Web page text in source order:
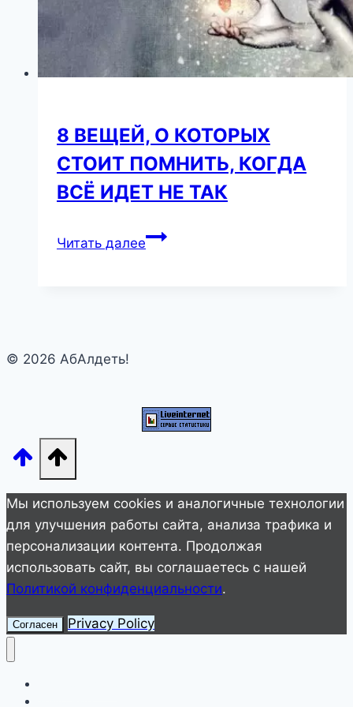
фигуры
взорвало
сеть
8 ВЕЩЕЙ, О КОТОРЫХ
СТОИТ ПОМНИТЬ, КОГДА
ВСЁ ИДЕТ НЕ ТАК
Читать далее8
ИДЕТ
НЕ
© 2026 АбАлдеть!
Мы используем cookies и аналогичные технологии
для улучшения работы сайта, анализа трафика и
персонализации контента. Продолжая
использовать сайт, вы соглашаетесь с нашей
Политикой конфиденциальности.
Согласен Privacy Policy